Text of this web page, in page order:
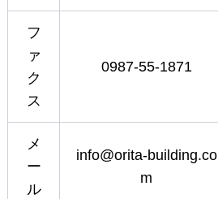
フ
ァ
ク
ス
0987-55-1871
メ
ー
ル
info@orita-building.co
m